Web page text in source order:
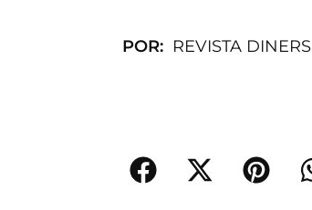
POR: REVISTA DINERS